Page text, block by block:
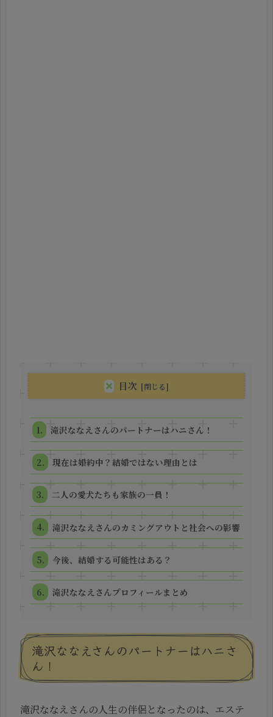
目次
滝沢ななえさんのパートナーはハニさん！
現在は婚約中？結婚ではない理由とは
二人の愛犬たちも家族の一員！
滝沢ななえさんのカミングアウトと社会への影響
今後、結婚する可能性はある？
滝沢ななえさんプロフィールまとめ
滝沢ななえさんのパートナーはハニさ
ん！
滝沢ななえさんの人生の伴侶となったのは、エステ